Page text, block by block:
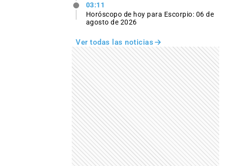
03:11
Horóscopo de hoy para Escorpio: 06 de
agosto de 2026
Ver todas las noticias